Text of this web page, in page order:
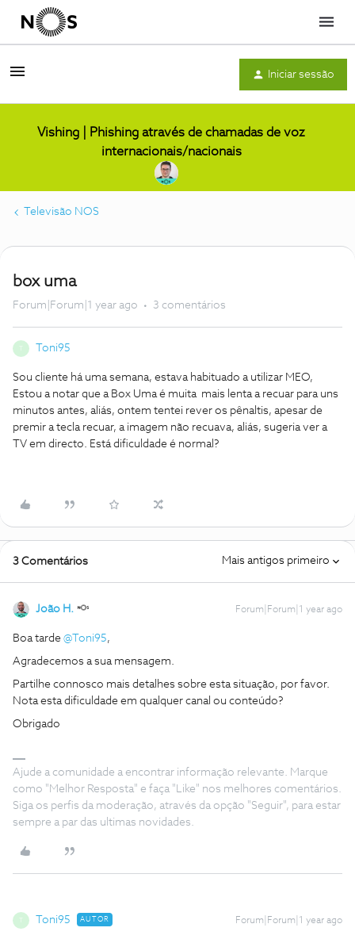
Menu
Iniciar sessão
Vishing | Phishing através de chamadas de voz
internacionais/nacionais
Televisão NOS
box uma
Forum|Forum|1 year ago 3 comentários
Toni95
Sou cliente há uma semana, estava habituado a utilizar MEO,
Estou a notar que a Box Uma é muita mais lenta a recuar para uns
minutos antes, aliás, ontem tentei rever os pênaltis, apesar de
premir a tecla recuar, a imagem não recuava, aliás, sugeria ver a
TV em directo. Está dificuldade é normal?
3 Comentários Mais antigos primeiro
João H. Forum|Forum|1 year ago
Boa tarde ​ @Toni95,
Agradecemos a sua mensagem.
Partilhe connosco mais detalhes sobre esta situação, por favor.
Nota esta dificuldade em qualquer canal ou conteúdo?
Obrigado
Ajude a comunidade a encontrar informação relevante. Marque
como "Melhor Resposta" e faça "Like" nos melhores comentários.
Siga os perfis da moderação, através da opção "Seguir", para estar
sempre a par das ultimas novidades.
Toni95 AUTOR Forum|Forum|1 year ago